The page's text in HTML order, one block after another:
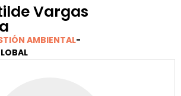
Vargas
AMBIENTAL-